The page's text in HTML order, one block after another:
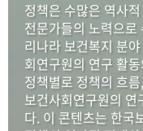
정책과 연구 키워드로
간행물 변천사
기록물 아카이브
사진 아카이브 문서
정책은 수많은 역사
전문가들의 노력으
리나라 보건복지 분
회연구원의 연구 활
정책별로 정책의 흐
보건사회연구원의
다. 이 콘텐츠는 한국